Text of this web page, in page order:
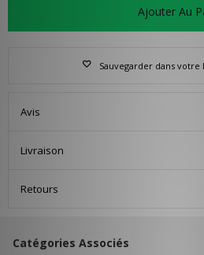
Ajouter Au
Sauvegarder dans votre
Avis
Livraison
Retours
Catégories Associés